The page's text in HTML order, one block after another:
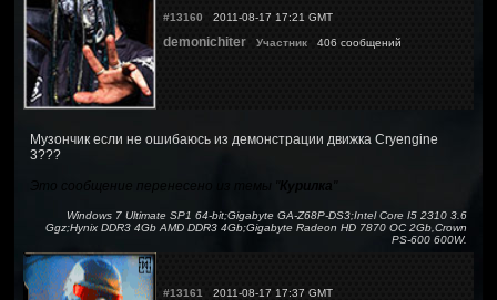
#13160 2011-08-17 17:21 GMT
demonichiter Участник 406 сообщений
Музончик если не ошибаюсь из демонстрации движка Cryengine
3???
Это сообщение перенесено из темы "
Курилка
Windows 7 Ultimate SP1 64-bit;Gigabyte GA-Z68P-DS3;Intel Core I5 2310 3.6
Ggz;Hynix DDR3 4Gb AMD DDR3 4Gb;Gigabyte Radeon HD 7870 OC 2Gb,Crown
PS-600 600W.
#13161 2011-08-17 17:37 GMT